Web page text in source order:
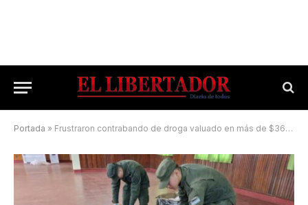
Portada » Frustraron contrabando de droga valuado en más de $360 millones